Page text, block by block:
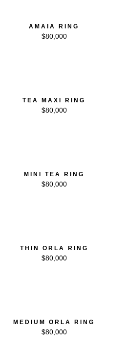
AMAIA RING
$80,000
TEA MAXI RING
$80,000
MINI TEA RING
$80,000
THIN ORLA RING
$80,000
MEDIUM ORLA RING
$80,000